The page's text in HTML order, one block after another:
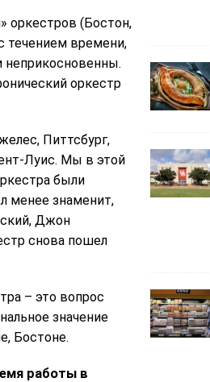
оркестров (Бостон,
течением времени,
неприкосновенны.
оркестр
Питтсбург,
Луис. Мы в этой
были
менее знаменит,
Джон
снова пошел
– это вопрос
значение
Бостоне.
работы в